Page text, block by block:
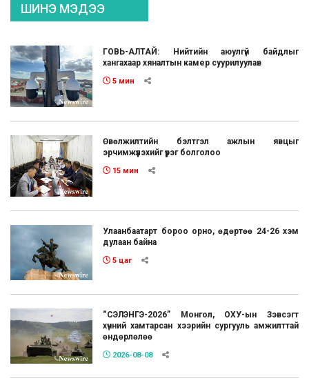
ШИНЭ МЭДЭЭ
ГОВЬ-АЛТАЙ: Нийтийн аюулгүй байдлыг
хангахаар хяналтын камер суурилуулав
5 мин
Өвөлжилтийн бэлтгэл ажлын явцыг
эрчимжүүлэхийг үүрэг болголоо
15 мин
Улаанбаатарт бороо орно, өдөртөө 24-26 хэм
дулаан байна
5 цаг
“СЭЛЭНГЭ-2026” Монгол, ОХУ-ын Зэвсэгт
хүчний хамтарсан хээрийн сургууль амжилттай
өндөрлөлөө
2026-08-08